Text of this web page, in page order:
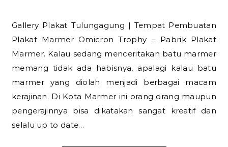
Gallery Plakat Tulungagung | Tempat Pembuatan
Plakat Marmer Omicron Trophy – Pabrik Plakat
Marmer. Kalau sedang menceritakan batu marmer
memang tidak ada habisnya, apalagi kalau batu
marmer yang diolah menjadi berbagai macam
kerajinan. Di Kota Marmer ini orang orang maupun
pengerajinnya bisa dikatakan sangat kreatif dan
selalu up to date…